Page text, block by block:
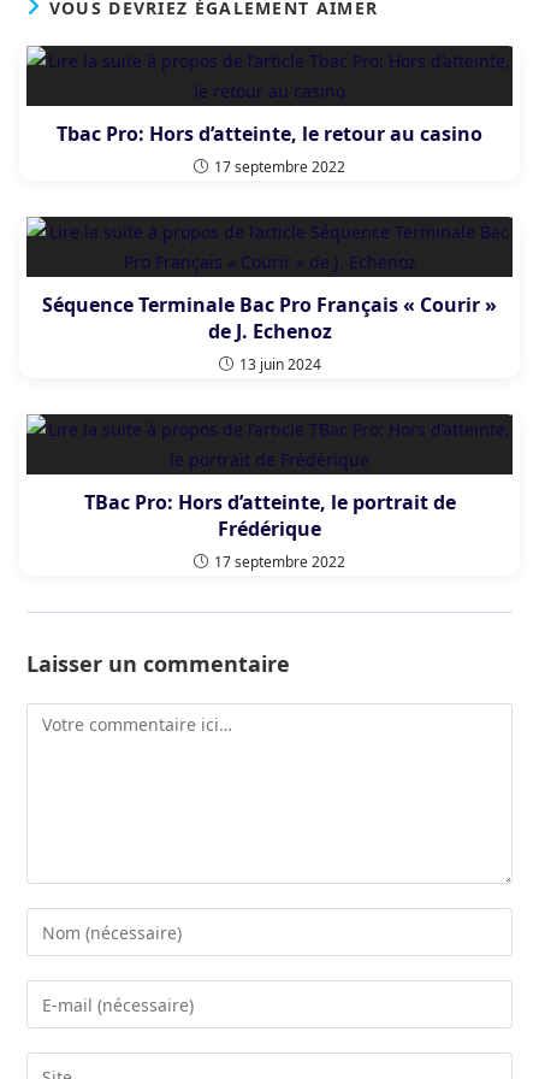
VOUS DEVRIEZ ÉGALEMENT AIMER
Tbac Pro: Hors d’atteinte, le retour au casino
17 septembre 2022
Séquence Terminale Bac Pro Français « Courir »
de J. Echenoz
13 juin 2024
TBac Pro: Hors d’atteinte, le portrait de
Frédérique
17 septembre 2022
Laisser un commentaire
Comment
Enter
your
name
Enter
your
email
Saisir